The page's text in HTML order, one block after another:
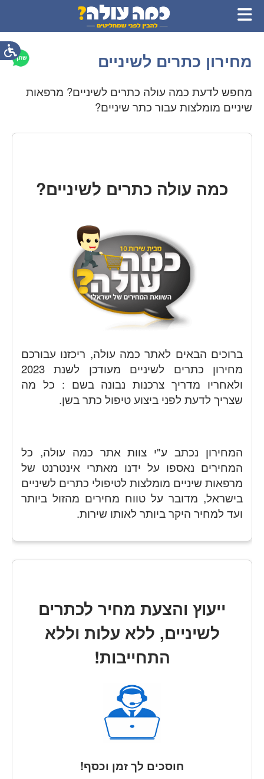
מחירון כתרים לשיניים
מחפש לדעת כמה עולה כתרים לשיניים? מרפאות
שיניים מומלצות עבור כתר שיניים?
כמה עולה כתרים לשיניים?
ברוכים הבאים לאתר כמה עולה, ריכזנו עבורכם
מחירון כתרים לשיניים מעודכן לשנת 2023
ולאחריו מדריך צרכנות נבונה בשם : כל מה
שצריך לדעת לפני ביצוע טיפול כתר בשן.
המחירון נכתב ע"י צוות אתר כמה עולה, כל
המחירים נאספו על ידנו מאתרי אינטרנט של
מרפאות שיניים מומלצות לטיפולי כתרים לשיניים
בישראל, מדובר על טווח מחירים מהזול ביותר
ועד למחיר היקר ביותר לאותו שירות.
ייעוץ והצעת מחיר לכתרים
לשיניים, ללא עלות וללא
התחייבות!
חוסכים לך זמן וכסף!